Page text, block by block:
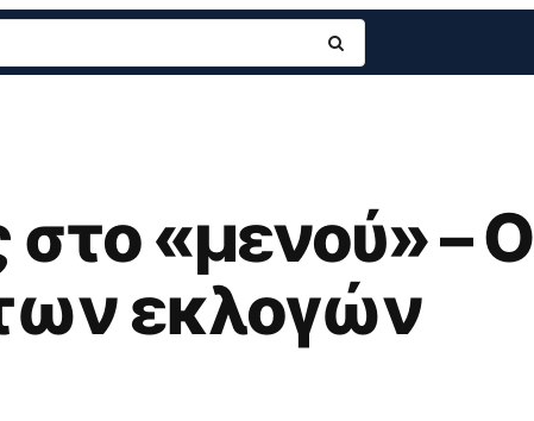
στο «μενού» – Ο
εκλογών